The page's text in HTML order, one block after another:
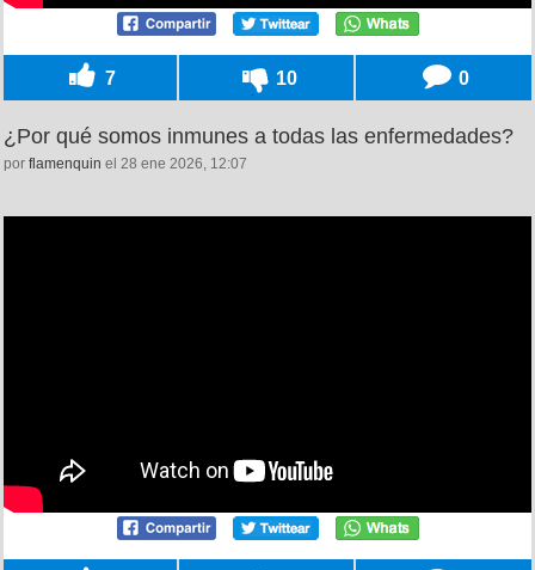
7 10 0
¿Por qué somos inmunes a todas las enfermedades?
por flamenquin el 28 ene 2026, 12:07